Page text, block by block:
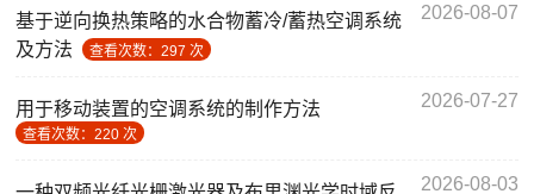
基于逆向换热策略的水合物蓄冷/蓄热空调系统
及方法
查看次数：297 次
2026-08-07
用于移动装置的空调系统的制作方法
查看次数：220 次
2026-07-27
2026-08-03